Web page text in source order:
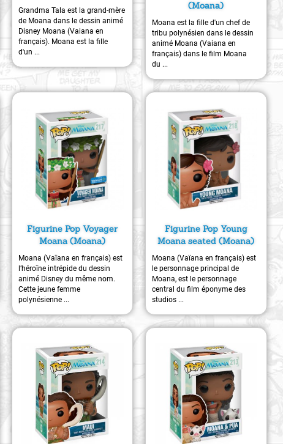
Grandma Tala est la grand-mère
de Moana dans le dessin animé
Disney Moana (Vaiana en
français). Moana est la fille
d'un ...
(Moana)
Moana est la fille d'un chef de
tribu polynésien dans le dessin
animé Moana (Vaiana en
français) dans le film Moana
du ...
Figurine Pop Voyager
Moana (Moana)
Moana (Vaïana en français) est
l’héroïne intrépide du dessin
animé Disney du même nom.
Cette jeune femme
polynésienne ...
Figurine Pop Young
Moana seated (Moana)
Moana (Vaïana en français) est
le personnage principal de
Moana, est le personnage
central du film éponyme des
studios ...